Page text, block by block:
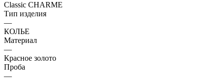
Classic CHARME
Тип изделия
—
КОЛЬЕ
Материал
—
Красное золото
Проба
—